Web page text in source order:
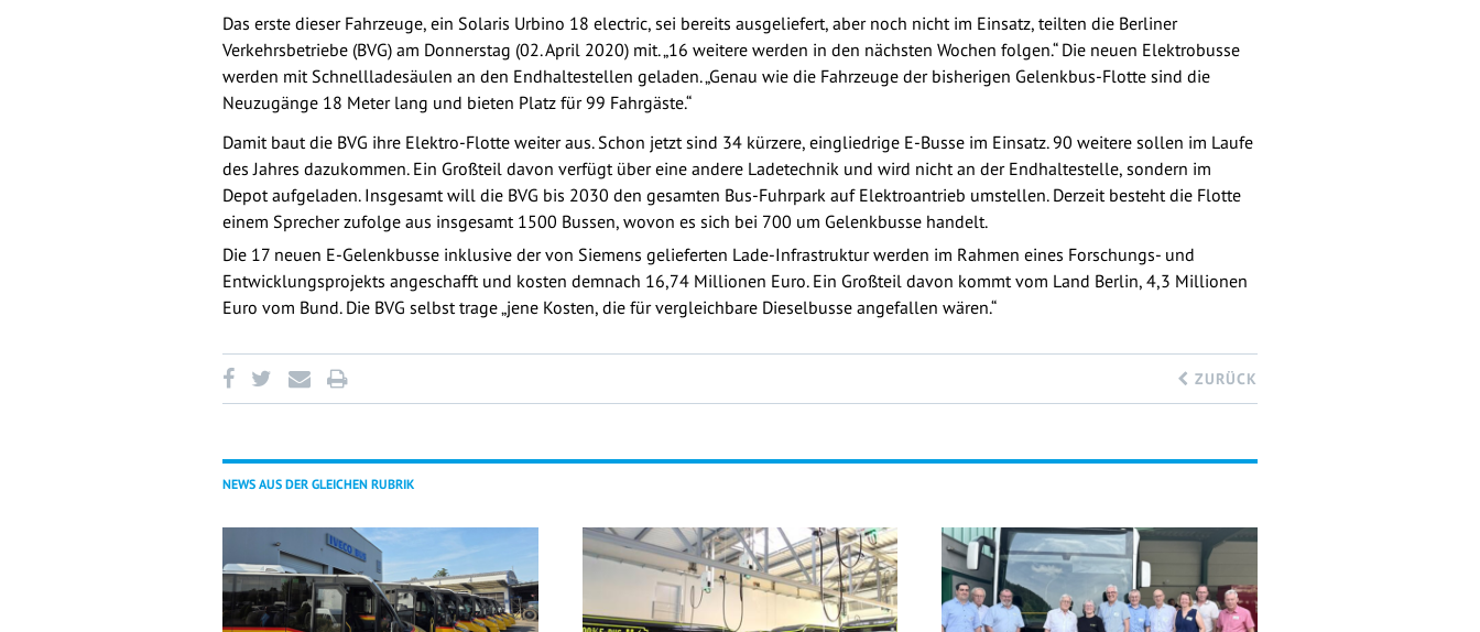
Das erste dieser Fahrzeuge, ein Solaris Urbino 18 electric, sei bereits ausgeliefert, aber noch nicht im Einsatz, teilten die Berliner
Verkehrsbetriebe (BVG) am Donnerstag (02. April 2020) mit. „16 weitere werden in den nächsten Wochen folgen.“ Die neuen Elektrobusse
werden mit Schnellladesäulen an den Endhaltestellen geladen. „Genau wie die Fahrzeuge der bisherigen Gelenkbus-Flotte sind die
Neuzugänge 18 Meter lang und bieten Platz für 99 Fahrgäste.“
Damit baut die BVG ihre Elektro-Flotte weiter aus. Schon jetzt sind 34 kürzere, eingliedrige E-Busse im Einsatz. 90 weitere sollen im Laufe
des Jahres dazukommen. Ein Großteil davon verfügt über eine andere Ladetechnik und wird nicht an der Endhaltestelle, sondern im
Depot aufgeladen. Insgesamt will die BVG bis 2030 den gesamten Bus-Fuhrpark auf Elektroantrieb umstellen. Derzeit besteht die Flotte
einem Sprecher zufolge aus insgesamt 1500 Bussen, wovon es sich bei 700 um Gelenkbusse handelt.
Die 17 neuen E-Gelenkbusse inklusive der von Siemens gelieferten Lade-Infrastruktur werden im Rahmen eines Forschungs- und
Entwicklungsprojekts angeschafft und kosten demnach 16,74 Millionen Euro. Ein Großteil davon kommt vom Land Berlin, 4,3 Millionen
Euro vom Bund. Die BVG selbst trage „jene Kosten, die für vergleichbare Dieselbusse angefallen wären.“
ZURÜCK
NEWS AUS DER GLEICHEN RUBRIK